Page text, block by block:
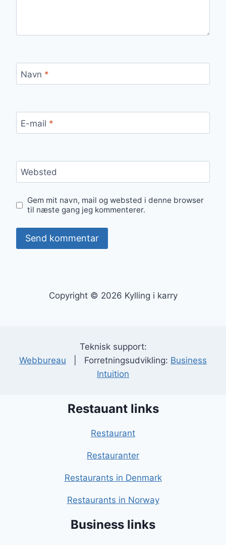
Navn *
E-mail *
Websted
Gem mit navn, mail og websted i denne browser
til næste gang jeg kommenterer.
Copyright © 2026 Kylling i karry
Teknisk support:
Webbureau | Forretningsudvikling: Business
Intuition
Restauant links
Restaurant
Restauranter
Restaurants in Denmark
Restaurants in Norway
Business links